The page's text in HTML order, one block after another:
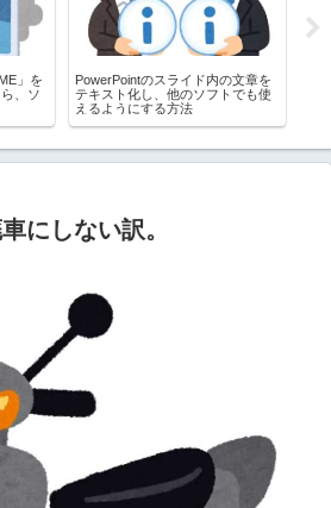
」を
、ソ
PowerPointのスライド内の文章を
テキスト化し、他のソフトでも使
えるようにする方法
にしない訳。